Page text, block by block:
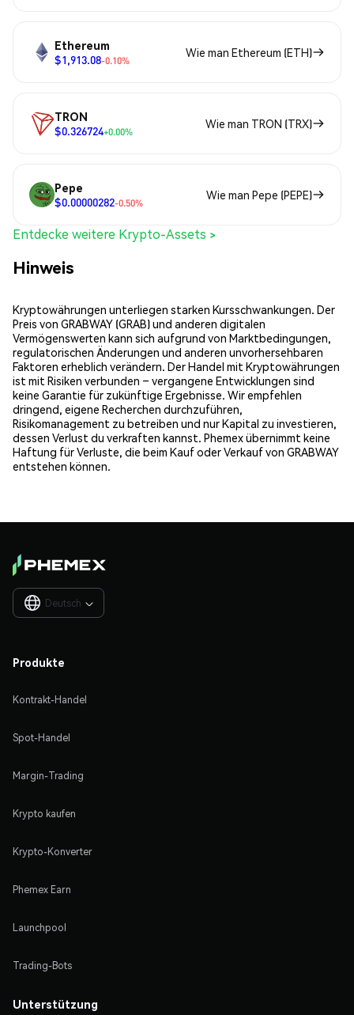
Ethereum
$1,913.08-0.10%
Wie man Ethereum (ETH)
TRON
$0.326724+0.00%
Wie man TRON (TRX)
Pepe
$0.00000282-0.50%
Wie man Pepe (PEPE)
Entdecke weitere Krypto-Assets >
Hinweis
Kryptowährungen unterliegen starken Kursschwankungen. Der
Preis von GRABWAY (GRAB) und anderen digitalen
Vermögenswerten kann sich aufgrund von Marktbedingungen,
regulatorischen Änderungen und anderen unvorhersehbaren
Faktoren erheblich verändern. Der Handel mit Kryptowährungen
ist mit Risiken verbunden – vergangene Entwicklungen sind
keine Garantie für zukünftige Ergebnisse. Wir empfehlen
dringend, eigene Recherchen durchzuführen,
Risikomanagement zu betreiben und nur Kapital zu investieren,
dessen Verlust du verkraften kannst. Phemex übernimmt keine
Haftung für Verluste, die beim Kauf oder Verkauf von GRABWAY
entstehen können.
Deutsch 
Produkte
Kontrakt-Handel
Spot-Handel
Margin-Trading
Krypto kaufen
Krypto-Konverter
Phemex Earn
Launchpool
Trading-Bots
Unterstützung